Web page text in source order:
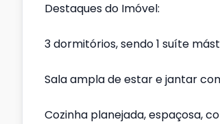
Destaques do Imóvel:
3 dormitórios, sendo 1 suíte
Sala ampla de estar e jantar
Cozinha planejada, espaçosa,